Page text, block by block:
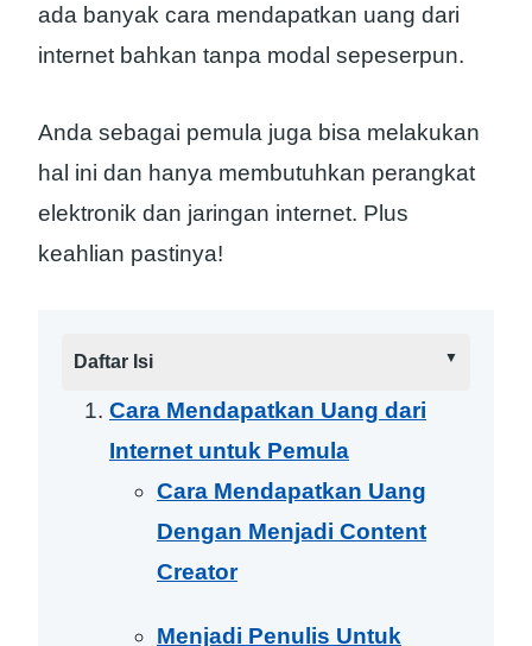
ada banyak cara mendapatkan uang dari
internet bahkan tanpa modal sepeserpun.
Anda sebagai pemula juga bisa melakukan
hal ini dan hanya membutuhkan perangkat
elektronik dan jaringan internet. Plus
keahlian pastinya!
Daftar Isi
Cara Mendapatkan Uang dari
Internet untuk Pemula
Cara Mendapatkan Uang
Dengan Menjadi Content
Creator
Menjadi Penulis Untuk